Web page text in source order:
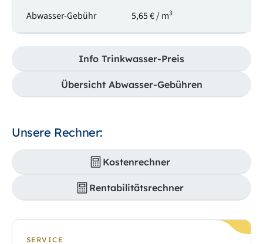
Abwasser-Gebühr 5,65 € / m3
Info Trinkwasser-Preis
Übersicht Abwasser-Gebühren
Unsere Rechner:
Kostenrechner
Rentabilitätsrechner
SERVICE